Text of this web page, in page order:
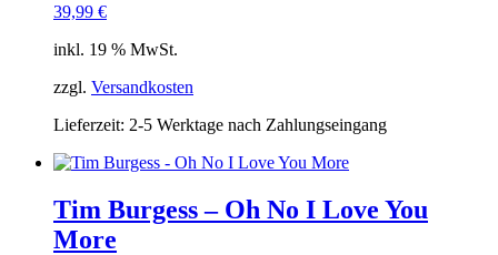
39,99 €
inkl. 19 % MwSt.
zzgl. Versandkosten
Lieferzeit: 2-5 Werktage nach Zahlungseingang
Tim Burgess – Oh No I Love You
More